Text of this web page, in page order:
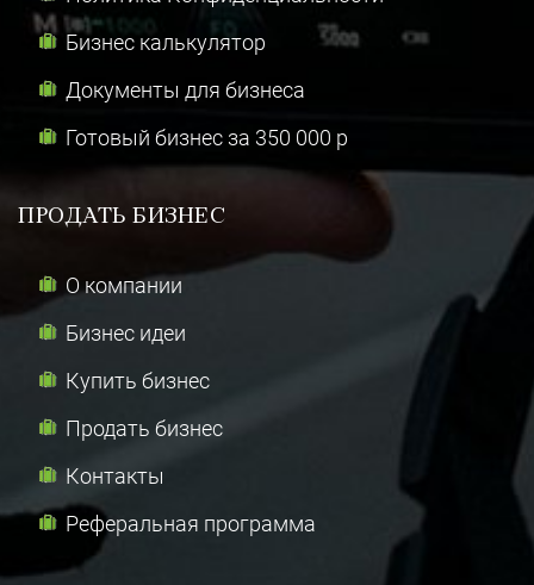
Бизнес калькулятор
Документы для бизнеса
Готовый бизнес за 350 000 р
ПРОДАТЬ БИЗНЕС
О компании
Бизнес идеи
Купить бизнес
Продать бизнес
Контакты
Реферальная программа